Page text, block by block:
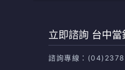
立即諮詢 台中當
諮詢專線：